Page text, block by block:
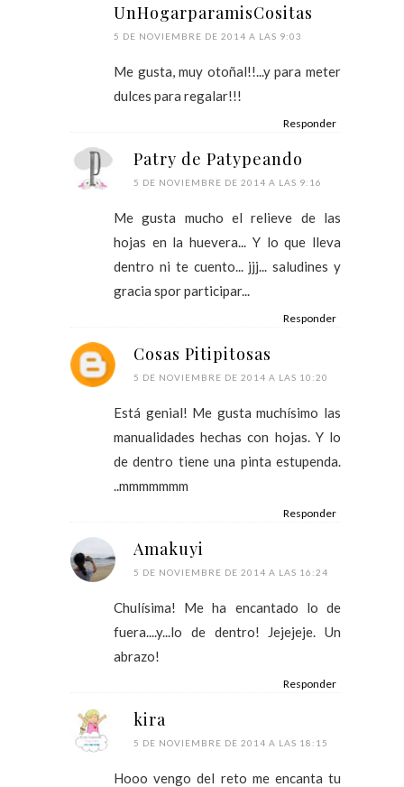
UnHogarparamisCositas
5 DE NOVIEMBRE DE 2014 A LAS 9:03
Me gusta, muy otoñal!!...y para meter
dulces para regalar!!!
Responder
Patry de Patypeando
5 DE NOVIEMBRE DE 2014 A LAS 9:16
Me gusta mucho el relieve de las
hojas en la huevera... Y lo que lleva
dentro ni te cuento... jjj... saludines y
gracia spor participar...
Responder
Cosas Pitipitosas
5 DE NOVIEMBRE DE 2014 A LAS 10:20
Está genial! Me gusta muchísimo las
manualidades hechas con hojas. Y lo
de dentro tiene una pinta estupenda.
..mmmmmmm
Responder
Amakuyi
5 DE NOVIEMBRE DE 2014 A LAS 16:24
Chulísima! Me ha encantado lo de
fuera....y...lo de dentro! Jejejeje. Un
abrazo!
Responder
kira
5 DE NOVIEMBRE DE 2014 A LAS 18:15
Hooo vengo del reto me encanta tu